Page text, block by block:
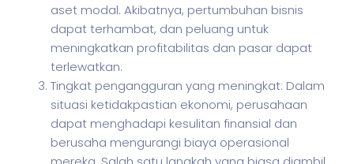
aset modal. Akibatnya, pertumbuhan bisnis
dapat terhambat, dan peluang untuk
meningkatkan profitabilitas dan pasar dapat
terlewatkan.
Tingkat pengangguran yang meningkat: Dalam
situasi ketidakpastian ekonomi, perusahaan
dapat menghadapi kesulitan finansial dan
berusaha mengurangi biaya operasional